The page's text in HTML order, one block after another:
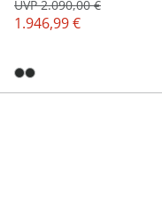
1.946,99 €
UVP 2.090,00 €